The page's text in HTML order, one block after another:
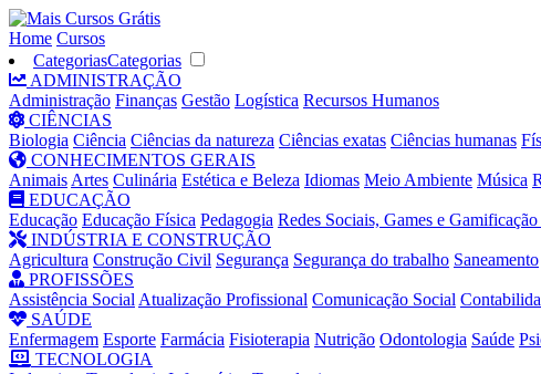
Home Cursos
CategoriasCategorias
ADMINISTRAÇÃO
Administração Finanças Gestão Logística Recursos Humanos
CIÊNCIAS
Biologia Ciência Ciências da natureza Ciências exatas Ciências humanas
CONHECIMENTOS GERAIS
Animais Artes Culinária Estética e Beleza Idiomas Meio Ambiente Música
EDUCAÇÃO
Educação Educação Física Pedagogia Redes Sociais, Games e
INDÚSTRIA E CONSTRUÇÃO
Agricultura Construção Civil Segurança Segurança do trabalho Saneamento
PROFISSÕES
Assistência Social Atualização Profissional Comunicação Social
SAÚDE
Enfermagem Esporte Farmácia Fisioterapia Nutrição Odontologia Saúde
TECNOLOGIA